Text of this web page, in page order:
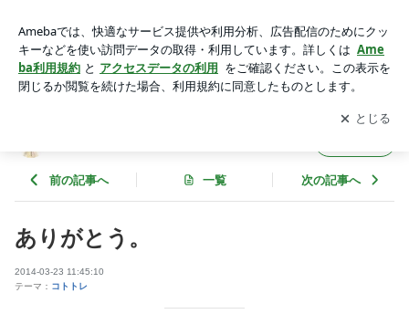
アプリをダウンロードして ブログの更新通知
を受け取りまし
ょう。
開く
前の記事へ 一覧 次の記事へ
ありがとう。
2014-03-23 11:45:10
テーマ： コトトレ